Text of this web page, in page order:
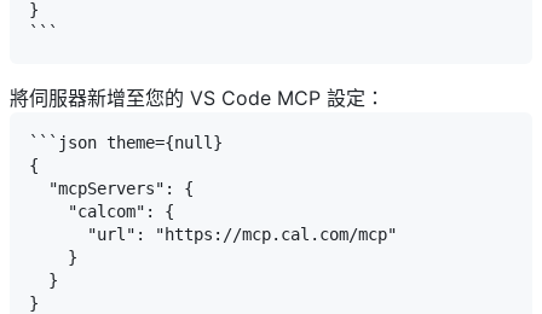
}
將伺服器新增至您的 VS Code MCP 設定：
```json theme={null}
{
  "mcpServers": {
    "calcom": {
      "url": "https://mcp.cal.com/mcp"
    }
  }
}